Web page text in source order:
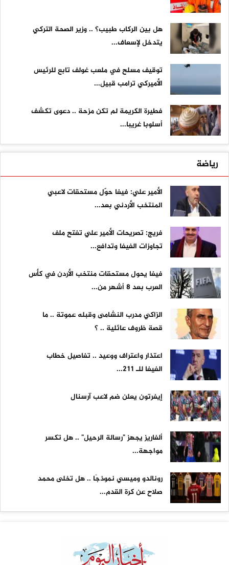
هل بين الركاب طبيب؟ .. وزير الصحة التركي
يتدخل لإسعاف...
توقيف مسلح في ملعب غولف تابع للرئيس
الأميركي ترامب قبيل...
فطيرة الكريمة لم تكن مزحة .. دعوى تكشف
أسلوبا غريبا...
رياضة
الأمير علي: فيفا حوّل مستحقات لاعبي
المنتخب الأردني بعد...
فريج: تصريحات الأمير علي تفتح ملف
تجاوزات الفيفا وتدافع...
فيفا يحول مستحقات منتخب الأردن في كأس
العرب بعد 8 أشهر من...
الزاكي مدرب النشامى وقبله عموتة .. ما
قصة ظروف عائلية .. ؟
اعتذار واعتراف ووعيد .. تفاصيل خطاب
الفيفا للـ 211...
إيفرتون يعلن ضم لاعب آرسنال
ألفاريز يجهز "رسالة الرحيل" .. هل تكسر
مواجهة...
رونالدو وميسي نموذجًا .. هل تخلى محمد
صلاح عن كرة القدم...